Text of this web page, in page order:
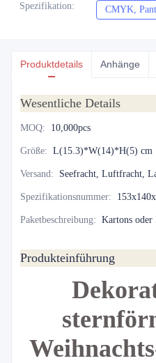
Spezifikation:
Produktdetails Anhänge
Wesentliche Details
MOQ: 10,000pcs
Größe: L(15.3)*W(14)*H(5) cm
Versand: Seefracht, Luftfracht,
Spezifikationsnummer:
Paketbeschreibung: Kartons oder
Produkteinführung